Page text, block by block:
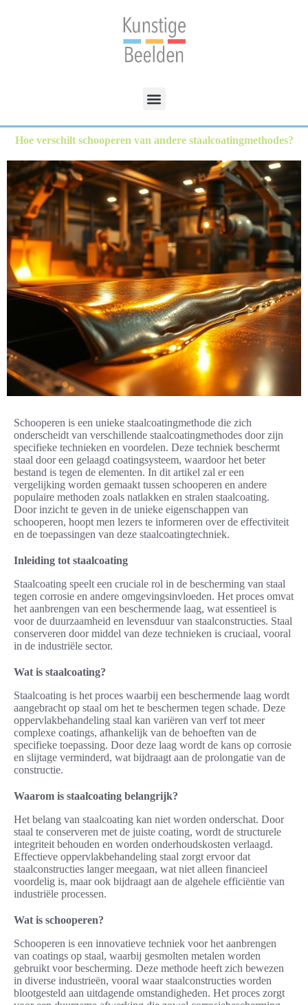
Hoe verschilt schooperen van andere staalcoatingmethodes?
Schooperen is een unieke staalcoatingmethode die zich
onderscheidt van verschillende staalcoatingmethodes door zijn
specifieke technieken en voordelen. Deze techniek beschermt
staal door een gelaagd coatingsysteem, waardoor het beter
bestand is tegen de elementen. In dit artikel zal er een
vergelijking worden gemaakt tussen schooperen en andere
populaire methoden zoals natlakken en stralen staalcoating.
Door inzicht te geven in de unieke eigenschappen van
schooperen, hoopt men lezers te informeren over de effectiviteit
en de toepassingen van deze staalcoatingtechniek.
Inleiding tot staalcoating
Staalcoating speelt een cruciale rol in de bescherming van staal
tegen corrosie en andere omgevingsinvloeden. Het proces omvat
het aanbrengen van een beschermende laag, wat essentieel is
voor de duurzaamheid en levensduur van staalconstructies. Staal
conserveren door middel van deze technieken is cruciaal, vooral
in de industriële sector.
Wat is staalcoating?
Staalcoating is het proces waarbij een beschermende laag wordt
aangebracht op staal om het te beschermen tegen schade. Deze
oppervlakbehandeling staal kan variëren van verf tot meer
complexe coatings, afhankelijk van de behoeften van de
specifieke toepassing. Door deze laag wordt de kans op corrosie
en slijtage verminderd, wat bijdraagt aan de prolongatie van de
constructie.
Waarom is staalcoating belangrijk?
Het belang van staalcoating kan niet worden onderschat. Door
staal te conserveren met de juiste coating, wordt de structurele
integriteit behouden en worden onderhoudskosten verlaagd.
Effectieve oppervlakbehandeling staal zorgt ervoor dat
staalconstructies langer meegaan, wat niet alleen financieel
voordelig is, maar ook bijdraagt aan de algehele efficiëntie van
industriële processen.
Wat is schooperen?
Schooperen is een innovatieve techniek voor het aanbrengen
van coatings op staal, waarbij gesmolten metalen worden
gebruikt voor bescherming. Deze methode heeft zich bewezen
in diverse industrieën, vooral waar staalconstructies worden
blootgesteld aan uitdagende omstandigheden. Het proces zorgt